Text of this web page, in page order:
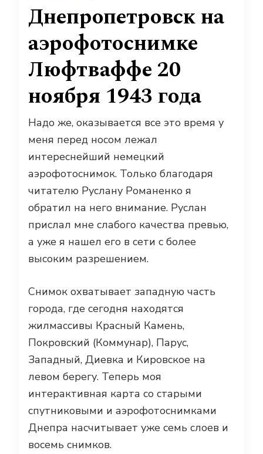
Днепропетровск на
аэрофотоснимке
Люфтваффе 20
ноября 1943 года
Надо же, оказывается все это время у
меня перед носом лежал
интереснейший немецкий
аэрофотоснимок. Только благодаря
читателю Руслану Романенко я
обратил на него внимание. Руслан
прислал мне слабого качества превью,
а уже я нашел его в сети с более
высоким разрешением.
Снимок охватывает западную часть
города, где сегодня находятся
жилмассивы Красный Камень,
Покровский (Коммунар), Парус,
Западный, Диевка и Кировское на
левом берегу. Теперь моя
интерактивная карта со старыми
спутниковыми и аэрофотоснимками
Днепра насчитывает уже семь слоев и
восемь снимков.